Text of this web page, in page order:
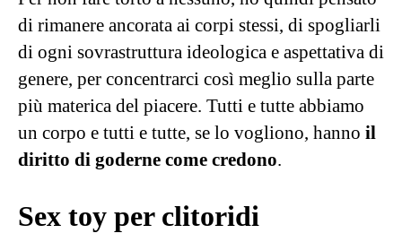
diritto di goderne come credono
Sex toy per clitoridi
Lo sapete che il clitoride può contenere in
media18000 fibre nervose, il doppio di quelle
di un pene, e che è l’unico organo dell’anatomia